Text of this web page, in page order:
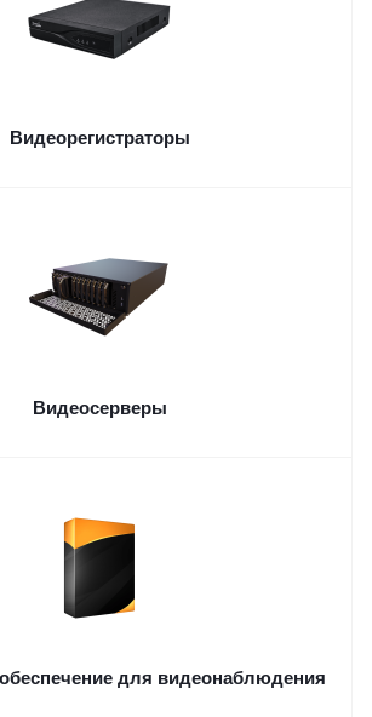
Видеорегистраторы
Видеосерверы
для видеонаблюдения